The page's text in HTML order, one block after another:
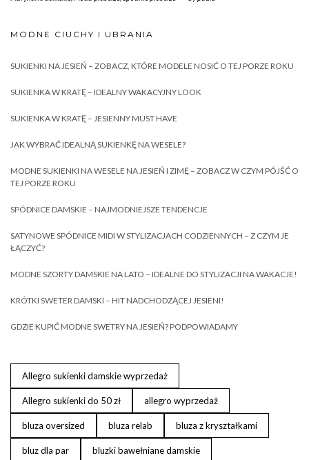
MODNE CIUCHY I UBRANIA
SUKIENKI NA JESIEŃ – ZOBACZ, KTÓRE MODELE NOSIĆ O TEJ PORZE ROKU
SUKIENKA W KRATĘ – IDEALNY WAKACYJNY LOOK
SUKIENKA W KRATĘ – JESIENNY MUST HAVE
JAK WYBRAĆ IDEALNĄ SUKIENKĘ NA WESELE?
MODNE SUKIENKI NA WESELE NA JESIEŃ I ZIMĘ – ZOBACZ W CZYM PÓJŚĆ O
TEJ PORZE ROKU
SPÓDNICE DAMSKIE – NAJMODNIEJSZE TENDENCJE
SATYNOWE SPÓDNICE MIDI W STYLIZACJACH CODZIENNYCH – Z CZYM JE
ŁĄCZYĆ?
MODNE SZORTY DAMSKIE NA LATO – IDEALNE DO STYLIZACJI NA WAKACJE!
KRÓTKI SWETER DAMSKI – HIT NADCHODZĄCEJ JESIENI!
GDZIE KUPIĆ MODNE SWETRY NA JESIEŃ? PODPOWIADAMY
Allegro sukienki damskie wyprzedaż
Allegro sukienki do 50 zł allegro wyprzedaż
bluza oversized bluza relab bluza z kryształkami
bluz dla par bluzki bawełniane damskie